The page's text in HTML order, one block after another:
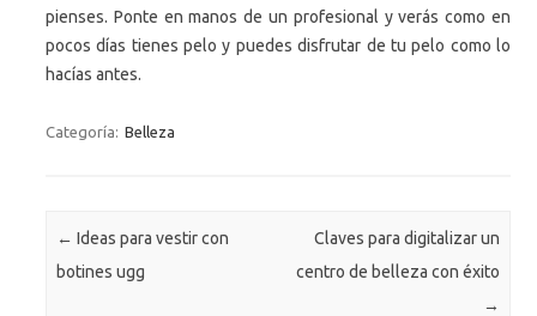
pienses. Ponte en manos de un profesional y verás como en
pocos días tienes pelo y puedes disfrutar de tu pelo como lo
hacías antes.
Categoría: Belleza
Navegación de entradas
← Ideas para vestir con
botines ugg
Claves para digitalizar un
centro de belleza con éxito
→